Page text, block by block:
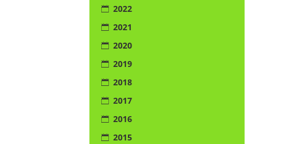
2022
2021
2020
2019
2018
2017
2016
2015